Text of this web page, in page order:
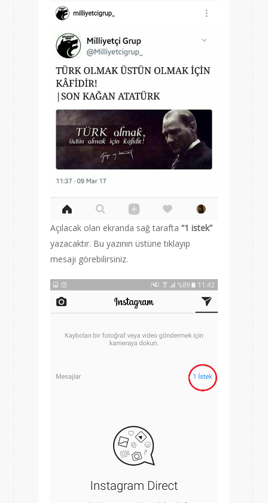
Açılacak olan ekranda sağ tarafta “1 istek”
yazacaktır. Bu yazının üstüne tıklayıp
mesajı görebilirsiniz.